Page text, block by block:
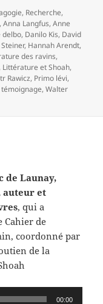
, Recherche,
,Anna Langfus,Anne
delbo, Danilo Kis, David
, Hannah Arendt,
des ravins,
Littérature et Shoah,
Rawicz, Primo lévi,
témoignage,Walter
de Launay,
auteur et
, qui a
Cahier de
coordonné par
de la
00:00